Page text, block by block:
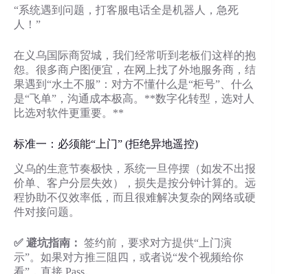
“系统遇到问题，打客服电话全是机器人，急死
人！”
在义乌国际商贸城，我们经常听到老板们这样的抱
怨。很多商户图便宜，在网上找了外地服务商，结
果遇到“水土不服”：对方不懂什么是“柜号”、什么
是“飞单”，沟通成本极高。**数字化转型，选对人
比选对软件更重要。**
标准一：必须能“上门” (拒绝异地遥控)
义乌的生意节奏极快，系统一旦停摆（如发不出报
价单、客户分层失效），损失是按分钟计算的。远
程协助不仅效率低，而且很难解决复杂的网络或硬
件对接问题。
✅ 避坑指南： 签约前，要求对方提供“上门演
示”。如果对方推三阻四，或者说“发个视频给你
看”，直接 Pass。